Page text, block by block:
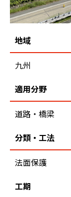
地域
九州
適用分野
道路・橋梁
分類・工法
法面保護
工期